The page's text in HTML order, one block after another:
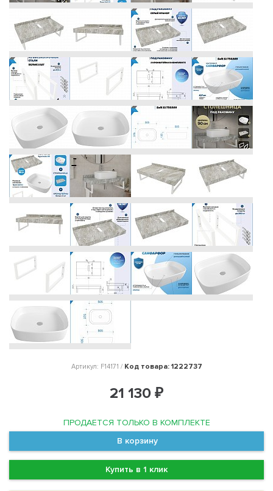
Артикул: F14171 / Код товара: 1222737
21 130 ₽
ПРОДАЕТСЯ ТОЛЬКО В КОМПЛЕКТЕ
В корзину
Купить в 1 клик